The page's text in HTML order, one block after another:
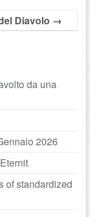
Diavolo →
da una
2026
of standardized